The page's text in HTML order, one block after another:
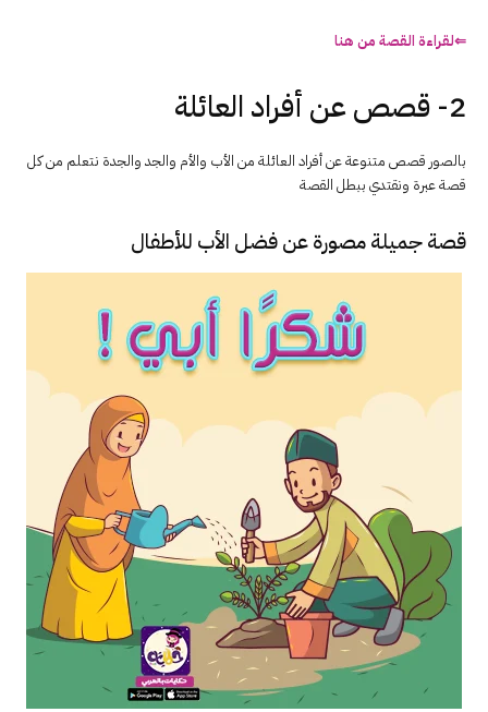
⇐لقراءة القصة من هنا
2- قصص عن أفراد العائلة
بالصور قصص متنوعة عن أفراد العائلة من الأب والأم والجد والجدة نتعلم من كل
قصة عبرة ونقتدي ببطل القصة
قصة جميلة مصورة عن فضل الأب للأطفال